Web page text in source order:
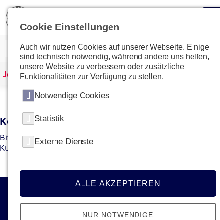
Johanniter Österreich Kurse & Ausbildungen
Kein Kurs mit dieser ID gefunden
Bitte gehen Sie zur Übersichtsseite
Kurs bzw. die gewünschte Ausbildung zu finden.
Cookie Einstellungen
Auch wir nutzen Cookies auf unserer Webseite. Einige
sind technisch notwendig, während andere uns helfen,
unsere Website zu verbessern oder zusätzliche
Funktionalitäten zur Verfügung zu stellen.
Notwendige Cookies
Statistik
Externe Dienste
ALLE AKZEPTIEREN
NUR NOTWENDIGE